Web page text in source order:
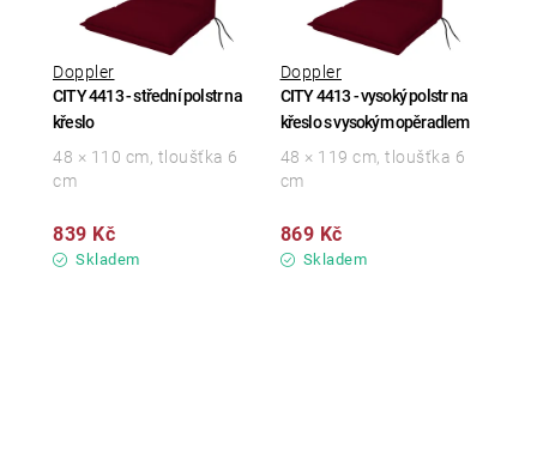
CITY 4413 - střední polstr na
křeslo
Doppler
Skladem
839 Kč
48 × 110 cm, tloušťka 6
cm
CITY 4413 - vysoký polstr na
křeslo s vysokým opěradlem
Doppler
Skladem
869 Kč
48 × 119 cm, tloušťka 6
cm